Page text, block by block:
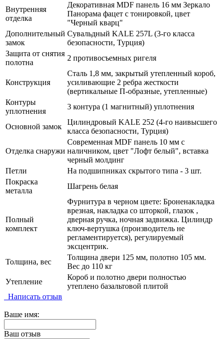
Внутренняя
отделка
Декоративная MDF панель 16 мм Зеркало
Панорама фацет с тонировкой, цвет
"Черный кварц"
Дополнительный
замок
Сувальдный KALE 257L (3-го класса
безопасности, Турция)
Защита от снятия
полотна
2 противосъемных ригеля
Конструкция
Сталь 1,8 мм, закрытый утепленный короб,
усиливающие 2 ребра жесткости
(вертикальные П-образные, утепленные)
Контуры
уплотнения
3 контура (1 магнитный) уплотнения
Основной замок
Цилиндровый KALE 252 (4-го наивысшего
класса безопасности, Турция)
Отделка снаружи
Современная MDF панель 10 мм с
наличником, цвет "Лофт белый", вставка
черный молдинг
Петли
На подшипниках скрытого типа - 3 шт.
Покраска
металла
Шагрень белая
Полный
комплект
Фурнитура в черном цвете: Броненакладка
врезная, накладка со шторкой, глазок ,
дверная ручка, ночная задвижка. Цилиндр
ключ-вертушка (производитель не
регламентируется), регулируемый
эксцентрик.
Толщина, вес
Толщина двери 125 мм, полотно 105 мм.
Вес до 110 кг
Утепление
Короб и полотно двери полностью
утеплено базальтовой плитой
Написать отзыв
Ваше имя:
Ваш отзыв